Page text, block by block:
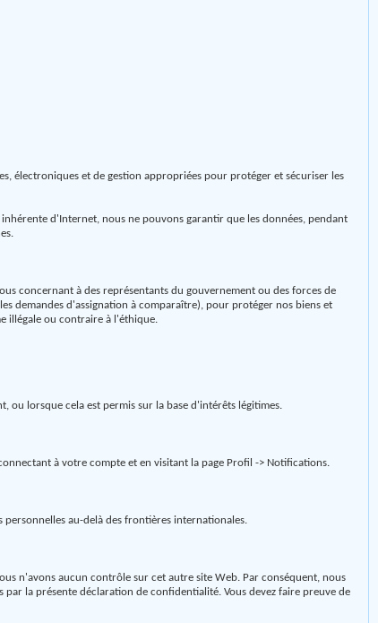
électroniques et de gestion appropriées pour protéger et sécuriser les
d'Internet, nous ne pouvons garantir que les données, pendant
concernant à des représentants du gouvernement ou des forces de
demandes d'assignation à comparaître), pour protéger nos biens et
illégale ou contraire à l'éthique.
ou lorsque cela est permis sur la base d'intérêts légitimes.
à votre compte et en visitant la page Profil -> Notifications.
au-delà des frontières internationales.
n'avons aucun contrôle sur cet autre site Web. Par conséquent, nous
la présente déclaration de confidentialité. Vous devez faire preuve de